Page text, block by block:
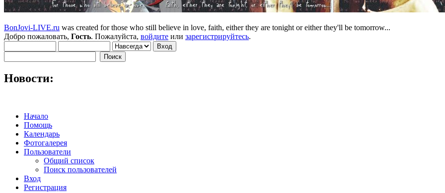
BonJovi-LIVE.ru was created for those who still believe in love, faith, either they are tonight or either they'll be tomorrow...
Добро пожаловать, Гость. Пожалуйста, войдите или зарегистрируйтесь.
Новости:
Начало
Помощь
Календарь
Фотогалерея
Пользователи
Общий список
Поиск пользователей
Вход
Регистрация